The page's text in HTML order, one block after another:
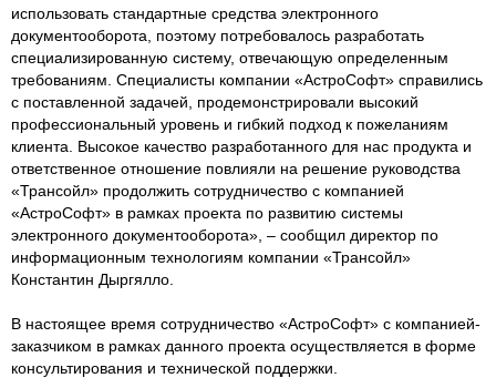
использовать стандартные средства электронного
документооборота, поэтому потребовалось разработать
специализированную систему, отвечающую определенным
требованиям. Специалисты компании «АстроСофт» справились
с поставленной задачей, продемонстрировали высокий
профессиональный уровень и гибкий подход к пожеланиям
клиента. Высокое качество разработанного для нас продукта и
ответственное отношение повлияли на решение руководства
«Трансойл» продолжить сотрудничество с компанией
«АстроСофт» в рамках проекта по развитию системы
электронного документооборота», – сообщил директор по
информационным технологиям компании «Трансойл»
Константин Дыргялло.
В настоящее время сотрудничество «АстроСофт» с компанией-
заказчиком в рамках данного проекта осуществляется в форме
консультирования и технической поддержки.